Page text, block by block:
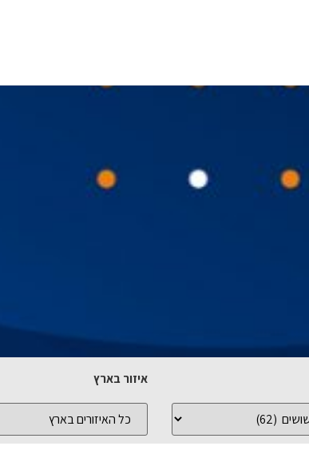
איזור בארץ
כל
האיזורים
בארץ